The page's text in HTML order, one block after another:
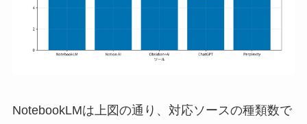
NotebookLMは上図の通り、対応ソースの種類数で